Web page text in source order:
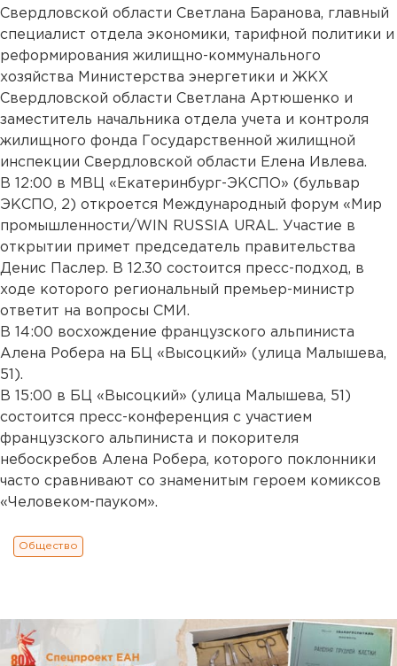
Свердловской области Светлана Баранова, главный
специалист отдела экономики, тарифной политики и
реформирования жилищно-коммунального
хозяйства Министерства энергетики и ЖКХ
Свердловской области Светлана Артюшенко и
заместитель начальника отдела учета и контроля
жилищного фонда Государственной жилищной
инспекции Свердловской области Елена Ивлева.
В 12:00 в МВЦ «Екатеринбург-ЭКСПО» (бульвар
ЭКСПО, 2) откроется Международный форум «Мир
промышленности/WIN RUSSIA URAL. Участие в
открытии примет председатель правительства
Денис Паслер. В 12.30 состоится пресс-подход, в
ходе которого региональный премьер-министр
ответит на вопросы СМИ.
В 14:00 восхождение французского альпиниста
Алена Робера на БЦ «Высоцкий» (улица Малышева,
51).
В 15:00 в БЦ «Высоцкий» (улица Малышева, 51)
состоится пресс-конференция с участием
французского альпиниста и покорителя
небоскребов Алена Робера, которого поклонники
часто сравнивают со знаменитым героем комиксов
«Человеком-пауком».
Общество